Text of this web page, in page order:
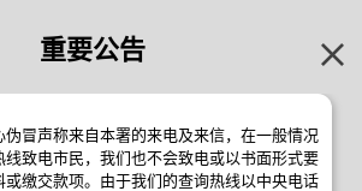
重要公告
伪冒声称来自本署的来电及来信，在一般情况
线致电市民，我们也不会致电或以书面形式要
或缴交款项。由于我们的查询热线以中央电话